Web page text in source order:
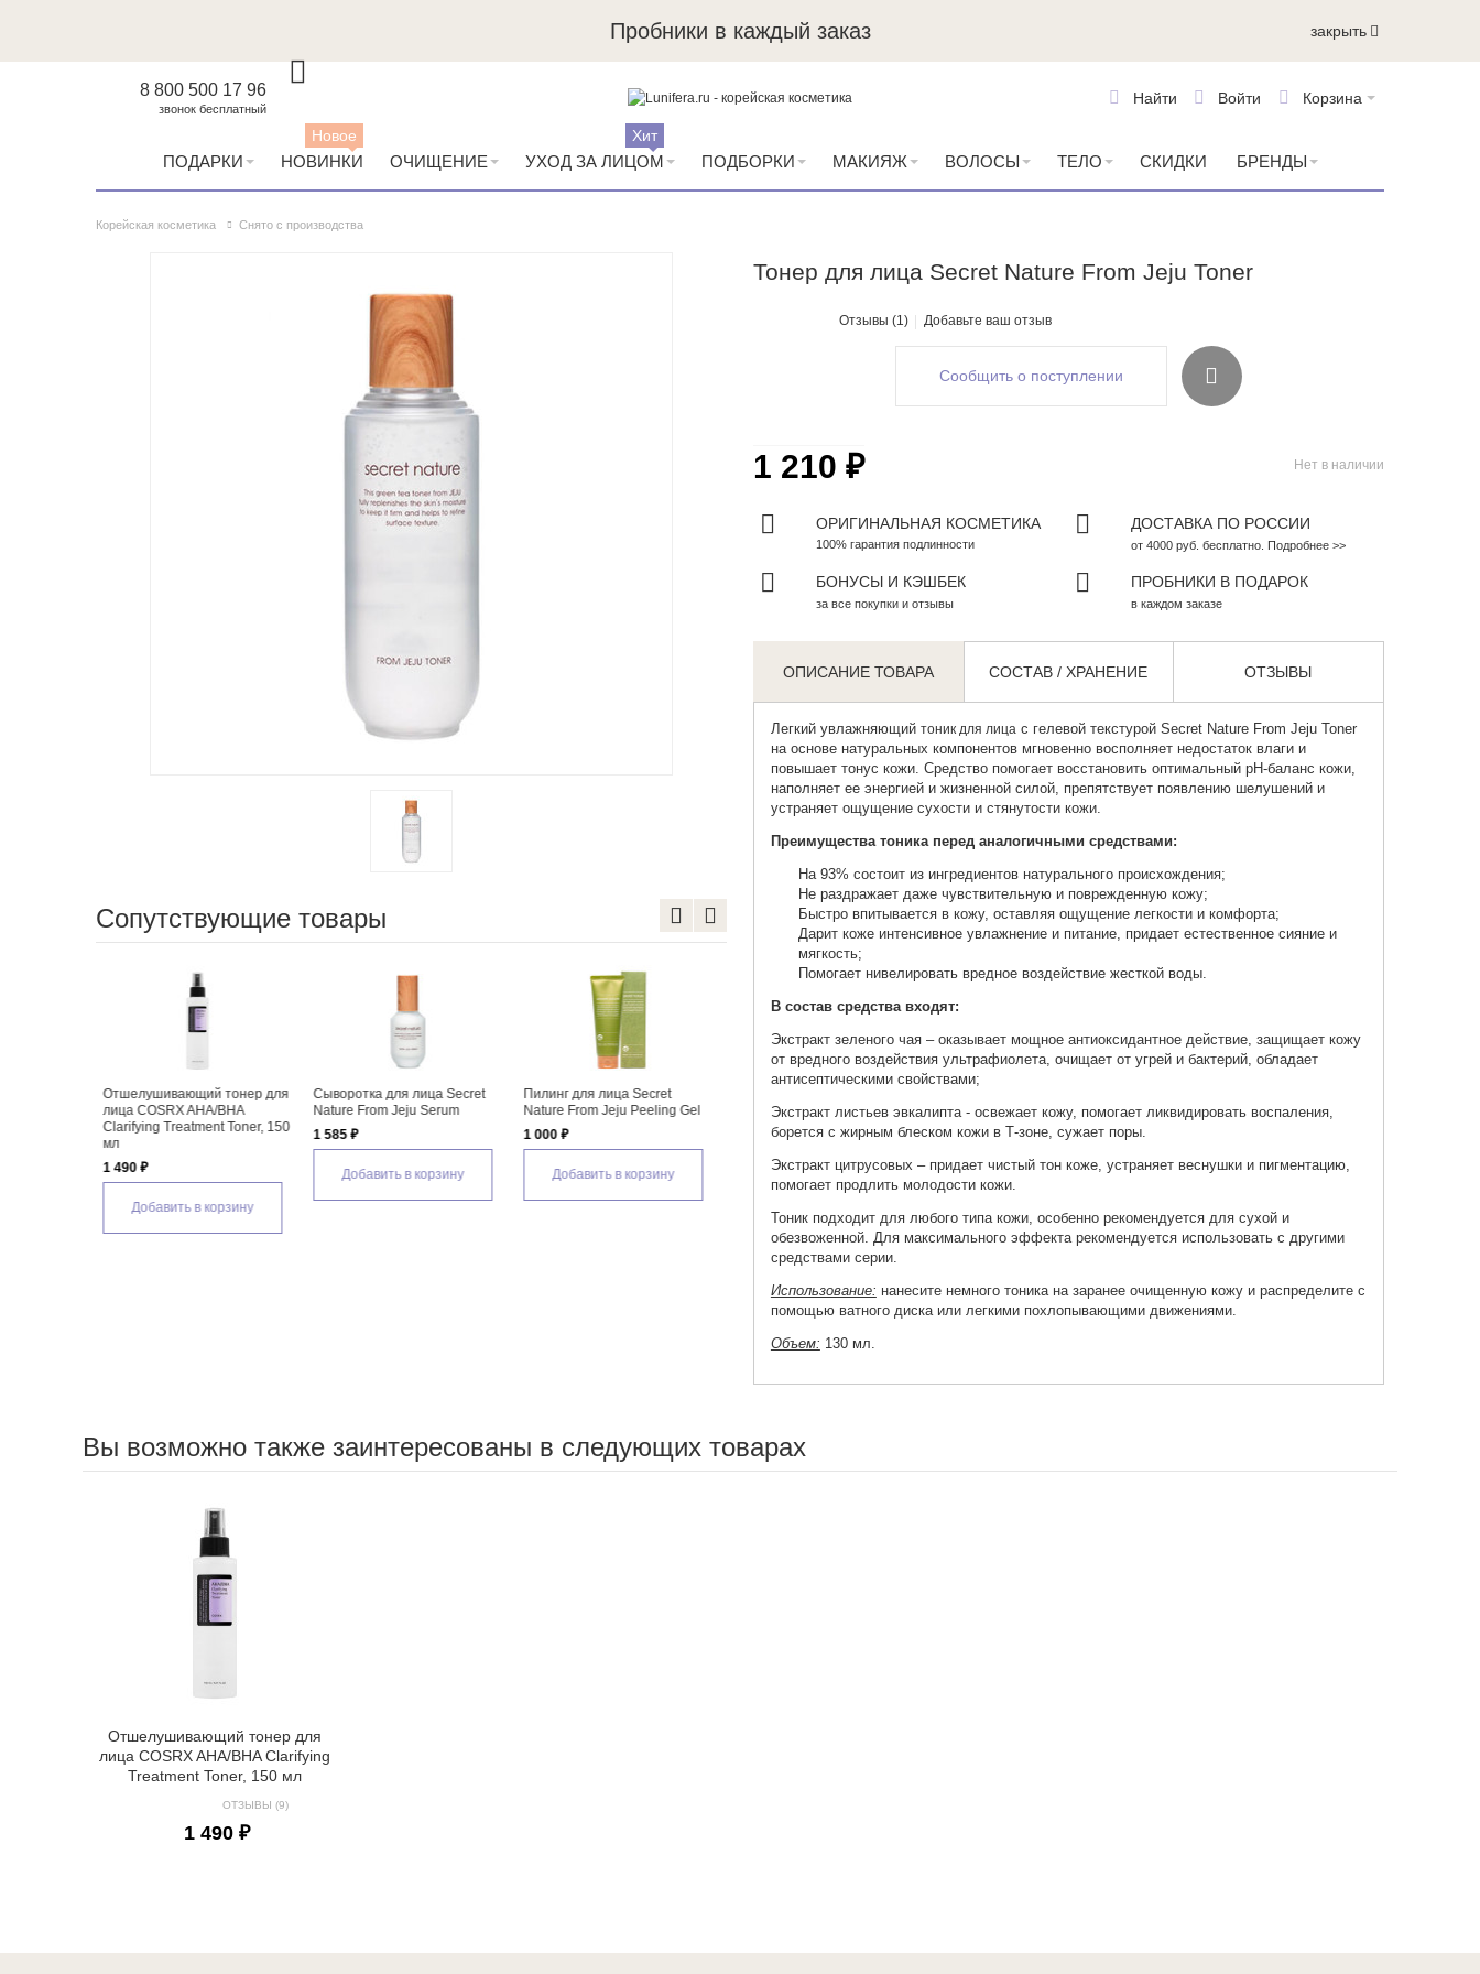
Пробники в каждый заказ закрыть
8 800 500 17 96
звонок бесплатный
Корзина
Войти
Найти
ПОДАРКИ НОВИНКИ
Новое
ОЧИЩЕНИЕ УХОД ЗА ЛИЦОМ
Хит
ПОДБОРКИ МАКИЯЖ ВОЛОСЫ ТЕЛО СКИДКИ БРЕНДЫ
Корейская косметика Снято с производства
Тонер для лица Secret Nature From Jeju Toner
Отзывы (1) Добавьте ваш отзыв
Сопутствующие товары
Сыворотка для лица Secret
Nature From Jeju Serum
1 585 ₽
Добавить в корзину
Пилинг для лица Secret
Nature From Jeju Peeling Gel
1 000 ₽
Добавить в корзину
Крем для лица Secret Nature
From Jeju Cream
1 585 ₽
Добавить в корзину
Сообщить о поступлении
Нет в наличии
1 210 ₽
ОРИГИНАЛЬНАЯ КОСМЕТИКА
100% гарантия подлинности
ДОСТАВКА ПО РОССИИ
от 4000 руб. бесплатно. Подробнее >>
БОНУСЫ И КЭШБЕК
за все покупки и отзывы
ПРОБНИКИ В ПОДАРОК
в каждом заказе
ОПИСАНИЕ ТОВАРА СОСТАВ / ХРАНЕНИЕ ОТЗЫВЫ
Легкий увлажняющий тоник для лицас гелевой текстурой Secret Nature From Jeju Toner
на основе натуральных компонентов мгновенно восполняет недостаток влаги и
повышает тонус кожи. Средство помогает восстановить оптимальный рН-баланс кожи,
наполняет ее энергией и жизненной силой, препятствует появлению шелушений и
устраняет ощущение сухости и стянутости кожи.
Преимущества тоника перед аналогичными средствами:
На 93% состоит из ингредиентов натурального происхождения;
Не раздражает даже чувствительную и поврежденную кожу;
Быстро впитывается в кожу, оставляя ощущение легкости и комфорта;
Дарит коже интенсивное увлажнение и питание, придает естественное сияние и
мягкость;
Помогает нивелировать вредное воздействие жесткой воды.
В состав средства входят:
Экстракт зеленого чая – оказывает мощное антиоксидантное действие, защищает кожу
от вредного воздействия ультрафиолета, очищает от угрей и бактерий, обладает
антисептическими свойствами;
Экстракт листьев эвкалипта - освежает кожу, помогает ликвидировать воспаления,
борется с жирным блеском кожи в Т-зоне, сужает поры.
Экстракт цитрусовых – придает чистый тон коже, устраняет веснушки и пигментацию,
помогает продлить молодости кожи.
Тоник подходит для любого типа кожи, особенно рекомендуется для сухой и
обезвоженной. Для максимального эффекта рекомендуется использовать с другими
средствами серии.
Использование: нанесите немного тоника на заранее очищенную кожу и распределите с
помощью ватного диска или легкими похлопывающими движениями.
Объем: 130 мл.
Вы возможно также заинтересованы в следующих товарах
Отшелушивающий тонер для
лица COSRX AHA/BHA Clarifying
Treatment Toner, 150 мл
ОТЗЫВЫ (9)
1 490 ₽